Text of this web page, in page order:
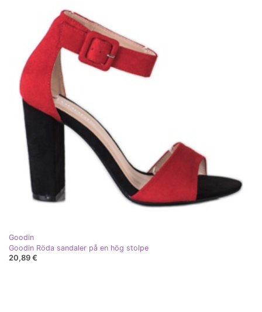
Goodin
Goodin Röda sandaler på en hög stolpe
20,89 €